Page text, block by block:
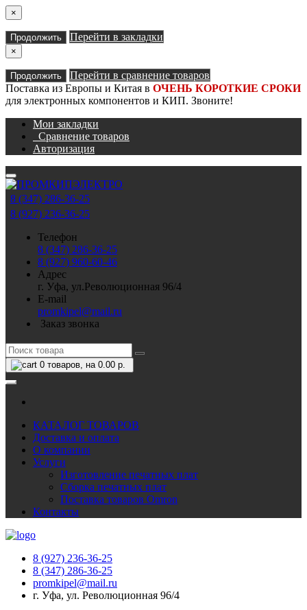
×
Продолжить Перейти в закладки
×
Продолжить
Перейти в сравнение товаров
Поставка из Европы и Китая в ОЧЕНЬ КОРОТКИЕ СРОКИ
для электронных компонентов и КИП. Звоните!
Мои закладки
Сравнение товаров
Авторизация
8 (347) 286-36-25
8 (927) 236-36-25
Телефон
8 (347) 286-36-25
8 (927) 960-60-46
Адрес
г. Уфа, ул.Революционная 96/4
E-mail
promkipel@mail.ru
Заказ звонка
0 товаров, на 0.00 р.
КАТАЛОГ ТОВАРОВ
Доставка и оплата
О компании
Услуги
Изготовление печатных плат
Сборка печатных плат
Поставка товаров Omron
Контакты
8 (927) 236-36-25
8 (347) 286-36-25
promkipel@mail.ru
г. Уфа, ул. Революционная 96/4